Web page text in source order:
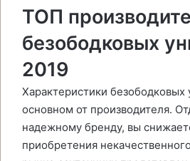
ТОП
безободковых
2019
Характеристики безободковых
основном от производителя.
надежному бренду, вы
приобретения